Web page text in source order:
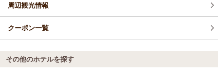
周辺観光情報
クーポン一覧
その他のホテルを探す